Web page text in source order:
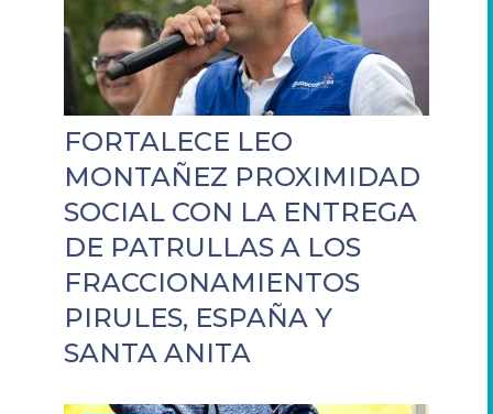
FORTALECE LEO
MONTAÑEZ PROXIMIDAD
SOCIAL CON LA ENTREGA
DE PATRULLAS A LOS
FRACCIONAMIENTOS
PIRULES, ESPAÑA Y
SANTA ANITA